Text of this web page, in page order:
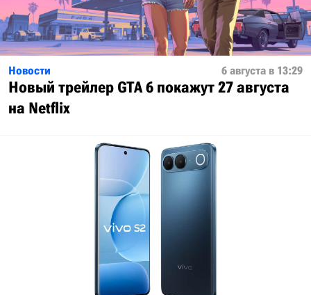
Новости 6 августа в 13:29
Новый трейлер GTA 6 покажут 27 августа
на Netflix